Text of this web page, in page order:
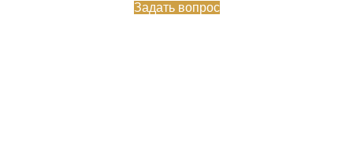
Задать вопрос